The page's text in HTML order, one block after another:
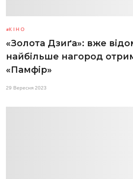
КІНО
«Золота Дзиґа»: вже
найбільше нагород
«Памфір»
29 Вересня 2023